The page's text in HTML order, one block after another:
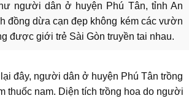
người dân ở huyện Phú Tân, tỉnh An
đồng dừa cạn đẹp không kém các vườn
được giới trẻ Sài Gòn truyền tai nhau.
đây, người dân ở huyện Phú Tân trồng
thuốc nam. Diện tích trồng hoa do người